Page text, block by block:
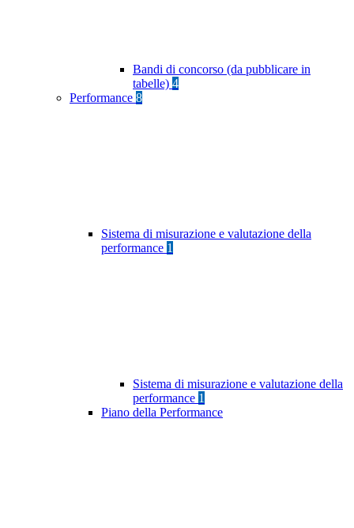
Bandi di concorso (da pubblicare in
tabelle) 4
Performance 8
Sistema di misurazione e valutazione della
performance 1
Sistema di misurazione e valutazione della
performance 1
Piano della Performance